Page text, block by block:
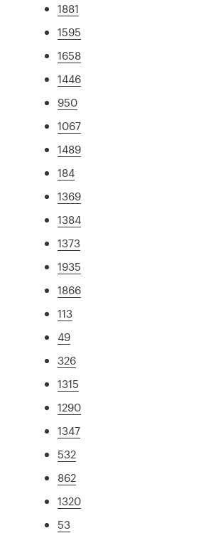
1881
1595
1658
1446
950
1067
1489
184
1369
1384
1373
1935
1866
113
49
326
1315
1290
1347
532
862
1320
53